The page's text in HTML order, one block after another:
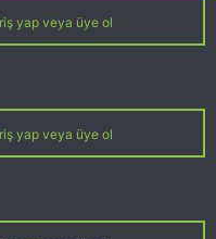
yap veya üye ol
yap veya üye ol